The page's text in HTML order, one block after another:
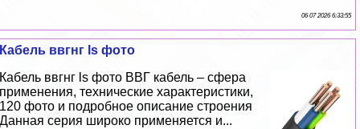
06 07 2026 6:33:55
Кабель ввгнг ls фото
Кабель ввгнг ls фото ВВГ кабель – сфера
применения, технические хаpaктеристики,
120 фото и подробное описание строения
Данная серия широко применяется и...